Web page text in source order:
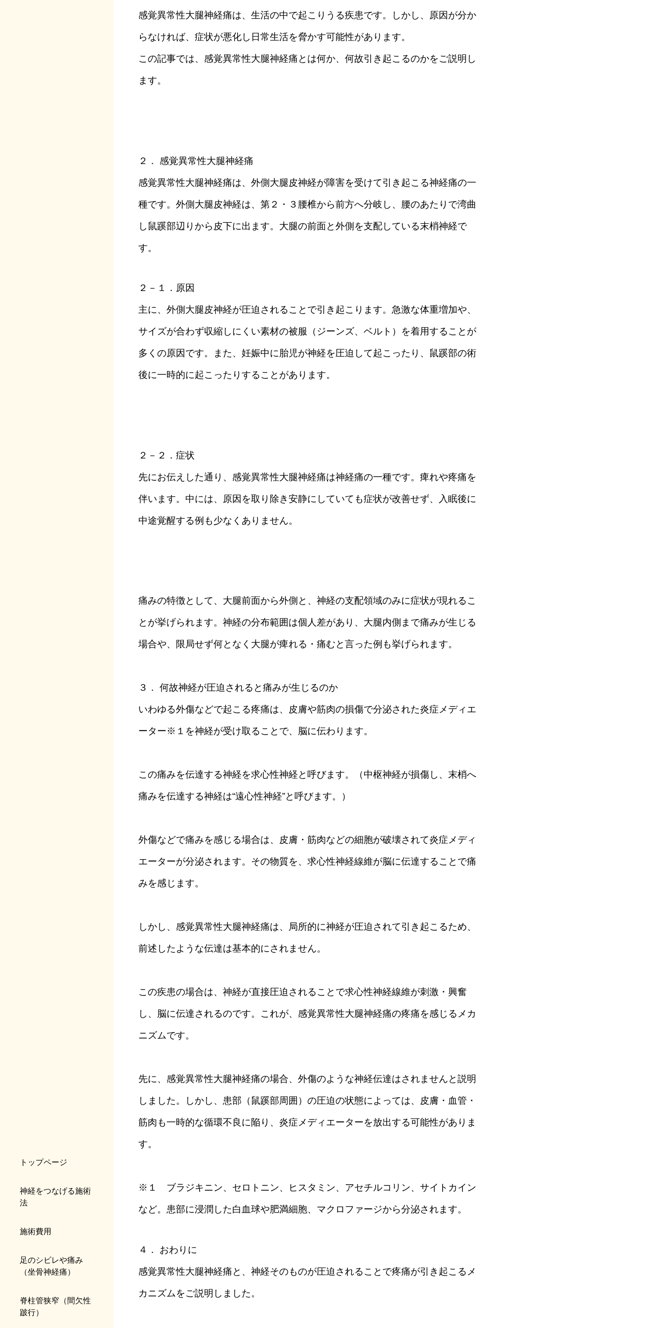
トップページ
神経をつなげる施術
法
施術費用
足のシビレや痛み
（坐骨神経痛）
脊柱管狭窄（間欠性
跛行）
感覚異常性大腿神経痛は、生活の中で起こりうる疾患です。しかし、原因が分か
らなければ、症状が悪化し日常生活を脅かす可能性があります。
この記事では、感覚異常性大腿神経痛とは何か、何故引き起こるのかをご説明し
ます。
２． 感覚異常性大腿神経痛
感覚異常性大腿神経痛は、外側大腿皮神経が障害を受けて引き起こる神経痛の一
種です。外側大腿皮神経は、第２・３腰椎から前方へ分岐し、腰のあたりで湾曲
し鼠蹊部辺りから皮下に出ます。大腿の前面と外側を支配している末梢神経で
す。
２－１．原因
主に、外側大腿皮神経が圧迫されることで引き起こります。急激な体重増加や、
サイズが合わず収縮しにくい素材の被服（ジーンズ、ベルト）を着用することが
多くの原因です。また、妊娠中に胎児が神経を圧迫して起こったり、鼠蹊部の術
後に一時的に起こったりすることがあります。
２－２．症状
先にお伝えした通り、感覚異常性大腿神経痛は神経痛の一種です。痺れや疼痛を
伴います。中には、原因を取り除き安静にしていても症状が改善せず、入眠後に
中途覚醒する例も少なくありません。
痛みの特徴として、大腿前面から外側と、神経の支配領域のみに症状が現れるこ
とが挙げられます。神経の分布範囲は個人差があり、大腿内側まで痛みが生じる
場合や、限局せず何となく大腿が痺れる・痛むと言った例も挙げられます。
３． 何故神経が圧迫されると痛みが生じるのか
いわゆる外傷などで起こる疼痛は、皮膚や筋肉の損傷で分泌された炎症メディエ
ーター※１を神経が受け取ることで、脳に伝わります。
この痛みを伝達する神経を求心性神経と呼びます。（中枢神経が損傷し、末梢へ
痛みを伝達する神経は“遠心性神経”と呼びます。）
外傷などで痛みを感じる場合は、皮膚・筋肉などの細胞が破壊されて炎症メディ
エーターが分泌されます。その物質を、求心性神経線維が脳に伝達することで痛
みを感じます。
しかし、感覚異常性大腿神経痛は、局所的に神経が圧迫されて引き起こるため、
前述したような伝達は基本的にされません。
この疾患の場合は、神経が直接圧迫されることで求心性神経線維が刺激・興奮
し、脳に伝達されるのです。これが、感覚異常性大腿神経痛の疼痛を感じるメカ
ニズムです。
先に、感覚異常性大腿神経痛の場合、外傷のような神経伝達はされませんと説明
しました。しかし、患部（鼠蹊部周囲）の圧迫の状態によっては、皮膚・血管・
筋肉も一時的な循環不良に陥り、炎症メディエーターを放出する可能性がありま
す。
※１ ブラジキニン、セロトニン、ヒスタミン、アセチルコリン、サイトカイン
など。患部に浸潤した白血球や肥満細胞、マクロファージから分泌されます。
４． おわりに
感覚異常性大腿神経痛と、神経そのものが圧迫されることで疼痛が引き起こるメ
カニズムをご説明しました。